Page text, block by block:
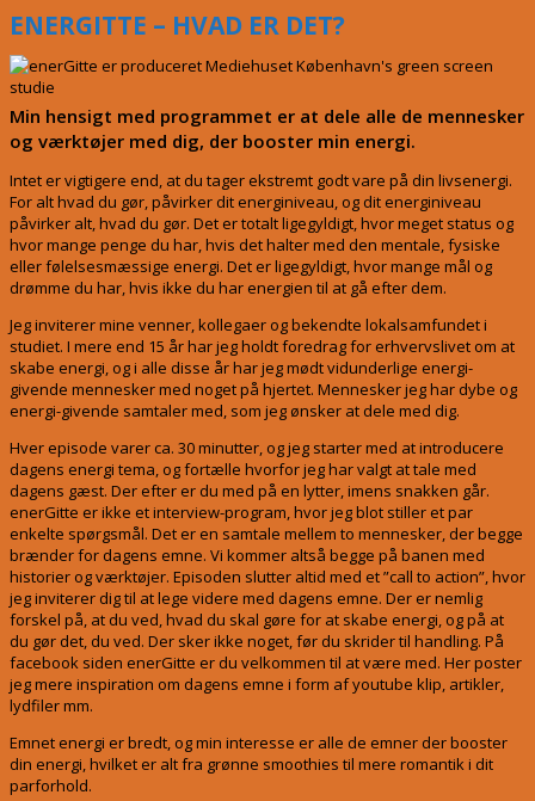
ENERGITTE – HVAD ER DET?
Min hensigt med programmet er at dele alle de mennesker
og værktøjer med dig, der booster min energi.
Intet er vigtigere end, at du tager ekstremt godt vare på din livsenergi.
For alt hvad du gør, påvirker dit energiniveau, og dit energiniveau
påvirker alt, hvad du gør. Det er totalt ligegyldigt, hvor meget status og
hvor mange penge du har, hvis det halter med den mentale, fysiske
eller følelsesmæssige energi. Det er ligegyldigt, hvor mange mål og
drømme du har, hvis ikke du har energien til at gå efter dem.
Jeg inviterer mine venner, kollegaer og bekendte lokalsamfundet i
studiet. I mere end 15 år har jeg holdt foredrag for erhvervslivet om at
skabe energi, og i alle disse år har jeg mødt vidunderlige energi-
givende mennesker med noget på hjertet. Mennesker jeg har dybe og
energi-givende samtaler med, som jeg ønsker at dele med dig.
Hver episode varer ca. 30 minutter, og jeg starter med at introducere
dagens energi tema, og fortælle hvorfor jeg har valgt at tale med
dagens gæst. Der efter er du med på en lytter, imens snakken går.
enerGitte er ikke et interview-program, hvor jeg blot stiller et par
enkelte spørgsmål. Det er en samtale mellem to mennesker, der begge
brænder for dagens emne. Vi kommer altså begge på banen med
historier og værktøjer. Episoden slutter altid med et ”call to action”, hvor
jeg inviterer dig til at lege videre med dagens emne. Der er nemlig
forskel på, at du ved, hvad du skal gøre for at skabe energi, og på at
du gør det, du ved. Der sker ikke noget, før du skrider til handling. På
facebook siden enerGitte er du velkommen til at være med. Her poster
jeg mere inspiration om dagens emne i form af youtube klip, artikler,
lydfiler mm.
Emnet energi er bredt, og min interesse er alle de emner der booster
din energi, hvilket er alt fra grønne smoothies til mere romantik i dit
parforhold.